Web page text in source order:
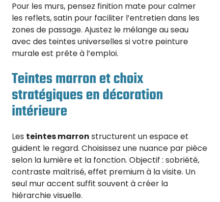
Pour les murs, pensez finition mate pour calmer
les reflets, satin pour faciliter l’entretien dans les
zones de passage. Ajustez le mélange au seau
avec des teintes universelles si votre peinture
murale est prête à l’emploi.
Teintes marron et choix
stratégiques en décoration
intérieure
Les teintes marron structurent un espace et
guident le regard. Choisissez une nuance par pièce
selon la lumière et la fonction. Objectif : sobriété,
contraste maîtrisé, effet premium à la visite. Un
seul mur accent suffit souvent à créer la
hiérarchie visuelle.